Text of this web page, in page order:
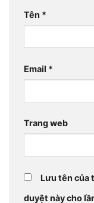
Tên *
Email *
Trang web
Lưu tên của
duyệt này cho